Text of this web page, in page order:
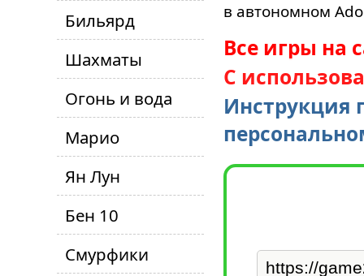
Бильярд
Шахматы
Огонь и вода
Марио
Ян Лун
Бен 10
Смурфики
в автономном
Все игры на
С
Инструкция